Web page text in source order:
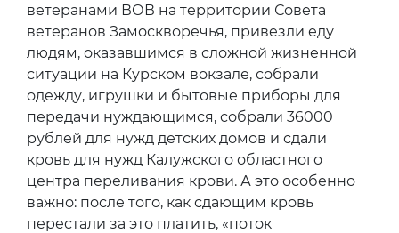
ветеранами ВОВ на территории Совета
ветеранов Замоскворечья, привезли еду
людям, оказавшимся в сложной жизненной
ситуации на Курском вокзале, собрали
одежду, игрушки и бытовые приборы для
передачи нуждающимся, собрали 36000
рублей для нужд детских домов и сдали
кровь для нужд Калужского областного
центра переливания крови. А это особенно
важно: после того, как сдающим кровь
перестали за это платить, «поток